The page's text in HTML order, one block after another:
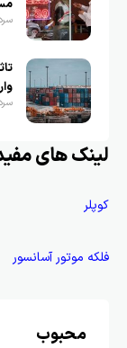
لینک های
کوپلر
فلکه موتور آسانسور
محبوب